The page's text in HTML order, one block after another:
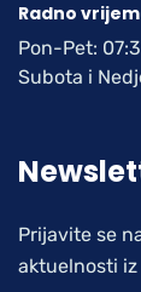
Radno
Pon-Pet:
Subota i
Prijavite se
aktuelnosti iz